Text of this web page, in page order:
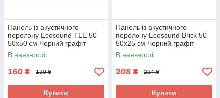
Панель із акустичного
поролону Ecosound TEE 50
50х50 см Чорний графіт
В наявності
160 ₴ 180 ₴
Купити
Панель із акустичного
поролону Ecosound Brick 50
50х25 см Чорний графіт
В наявності
208 ₴ 234 ₴
Купити